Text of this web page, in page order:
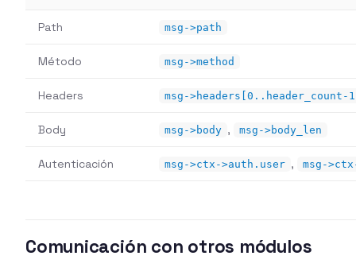
Path msg->path
Método msg->method
Headers msg->headers[0..header_count-
Body msg->body , msg->body_len
Autenticación msg->ctx->auth.user , msg-
Comunicación con otros módulos